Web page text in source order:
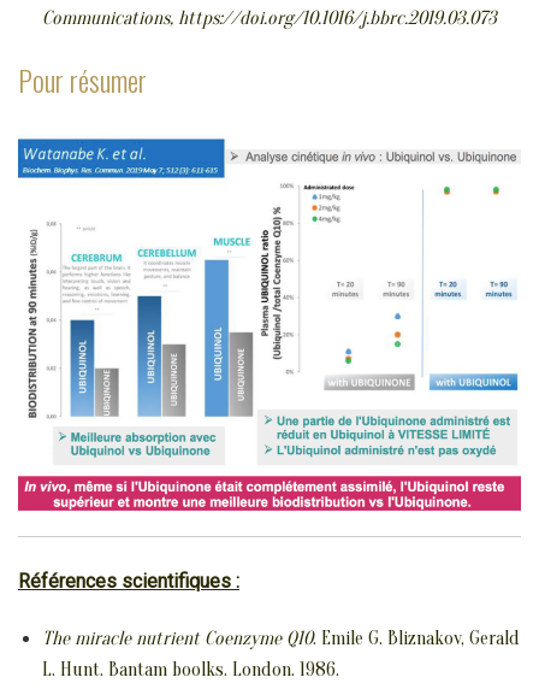
Communications, https://doi.org/10.1016/j.bbrc.2019.03.073
Pour résumer
Références scientifiques :
The miracle nutrient Coenzyme Q10. Emile G. Bliznakov, Gerald
L. Hunt. Bantam boolks. London. 1986.